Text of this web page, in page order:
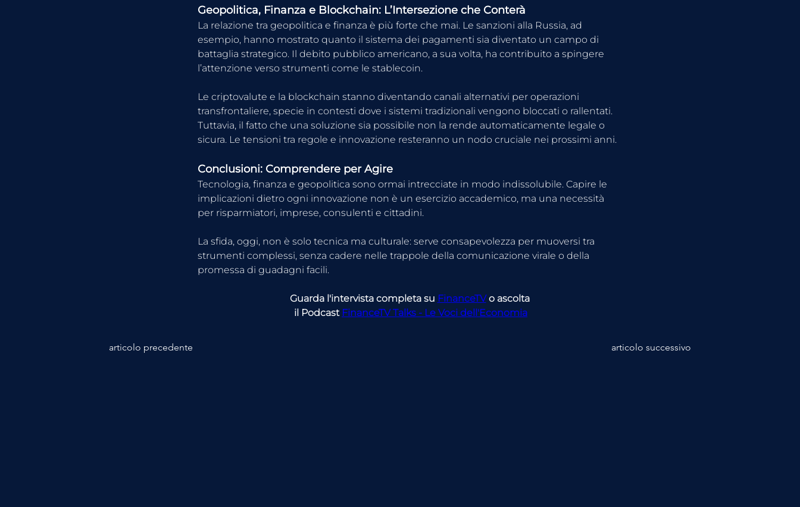
Geopolitica, Finanza e Blockchain: L’Intersezione che Conterà
La relazione tra geopolitica e finanza è più forte che mai. Le sanzioni alla Russia, ad
esempio, hanno mostrato quanto il sistema dei pagamenti sia diventato un campo di
battaglia strategico. Il debito pubblico americano, a sua volta, ha contribuito a spingere
l’attenzione verso strumenti come le stablecoin.
Le criptovalute e la blockchain stanno diventando canali alternativi per operazioni
transfrontaliere, specie in contesti dove i sistemi tradizionali vengono bloccati o rallentati.
Tuttavia, il fatto che una soluzione sia possibile non la rende automaticamente legale o
sicura. Le tensioni tra regole e innovazione resteranno un nodo cruciale nei prossimi anni.
Conclusioni: Comprendere per Agire
Tecnologia, finanza e geopolitica sono ormai intrecciate in modo indissolubile. Capire le
implicazioni dietro ogni innovazione non è un esercizio accademico, ma una necessità
per risparmiatori, imprese, consulenti e cittadini.
La sfida, oggi, non è solo tecnica ma culturale: serve consapevolezza per muoversi tra
strumenti complessi, senza cadere nelle trappole della comunicazione virale o della
promessa di guadagni facili.
Guarda l'intervista completa su FinanceTV o ascolta
il Podcast FinanceTV Talks - Le Voci dell'Economia
articolo precedente articolo successivo